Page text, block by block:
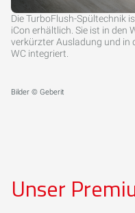
Die TurboFlush-Spültechnik
iCon erhältlich. Sie ist in den
verkürzter Ausladung und in
WC integriert.
Bilder © Geberit
Unser